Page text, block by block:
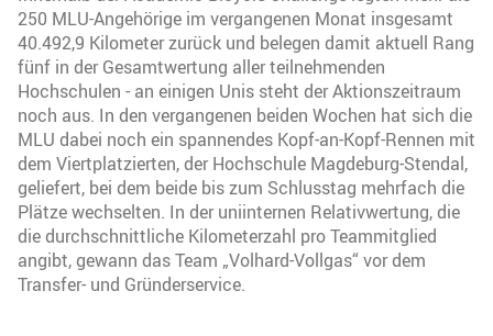
250 MLU-Angehörige im vergangenen Monat insgesamt
40.492,9 Kilometer zurück und belegen damit aktuell Rang
fünf in der Gesamtwertung aller teilnehmenden
Hochschulen - an einigen Unis steht der Aktionszeitraum
noch aus. In den vergangenen beiden Wochen hat sich die
MLU dabei noch ein spannendes Kopf-an-Kopf-Rennen mit
dem Viertplatzierten, der Hochschule Magdeburg-Stendal,
geliefert, bei dem beide bis zum Schlusstag mehrfach die
Plätze wechselten. In der uniinternen Relativwertung, die
die durchschnittliche Kilometerzahl pro Teammitglied
angibt, gewann das Team „Volhard-Vollgas“ vor dem
Transfer- und Gründerservice.